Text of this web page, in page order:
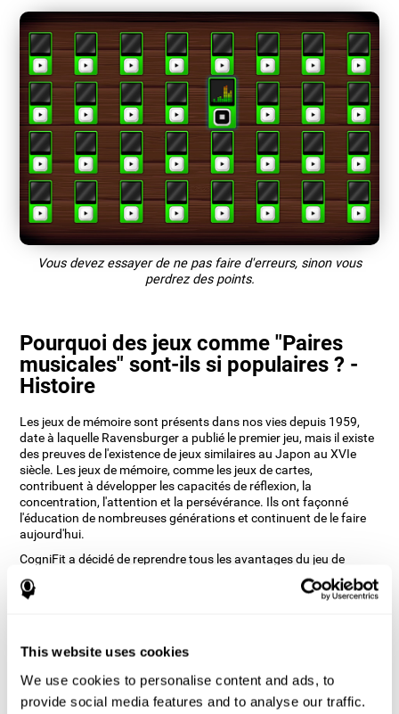
This website uses cookies
We use cookies to personalise content and ads, to
provide social media features and to analyse our traffic.
Vous devez essayer de ne pas faire d'erreurs, sinon vous
perdrez des points.
Pourquoi des jeux comme "Paires
musicales" sont-ils si populaires ? -
Histoire
Les jeux de mémoire sont présents dans nos vies depuis 1959,
date à laquelle Ravensburger a publié le premier jeu, mais il existe
des preuves de l'existence de jeux similaires au Japon au XVIe
siècle. Les jeux de mémoire, comme les jeux de cartes,
contribuent à développer les capacités de réflexion, la
concentration, l'attention et la persévérance. Ils ont façonné
l'éducation de nombreuses générations et continuent de le faire
aujourd'hui.
CogniFit a décidé de reprendre tous les avantages du jeu de
mémoire (memory) original et de le transformer en un jeu de
perception auditive comme Paires musicales. Selon nos
musicales" améliore-t-il mes